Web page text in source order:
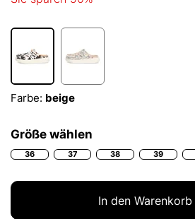
Farbe: beige
Größe wählen
36 37 38 39
In den Warenkorb